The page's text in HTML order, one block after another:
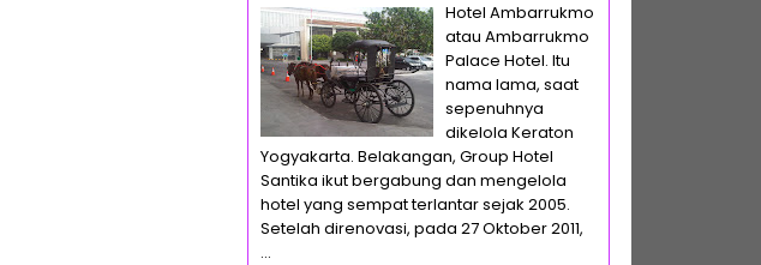
Hotel Ambarrukmo
atau Ambarrukmo
Palace Hotel. Itu
nama lama, saat
sepenuhnya
dikelola Keraton
Yogyakarta. Belakangan, Group Hotel
Santika ikut bergabung dan mengelola
hotel yang sempat terlantar sejak 2005.
Setelah direnovasi, pada 27 Oktober 2011,
...